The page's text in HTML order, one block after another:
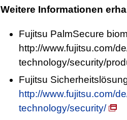
Weitere Informationen
Fujitsu PalmSecure
http://www.fujitsu.com/
technology/security/
Fujitsu
http://www.fujitsu.com/
technology/security/